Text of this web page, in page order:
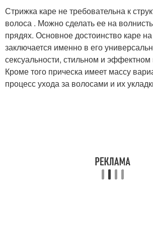
Стрижка каре не требовательна к
волоса . Можно сделать ее на
прядях. Основное достоинство каре
заключается именно в его
сексуальности, стильном и
Кроме того прическа имеет массу
процесс ухода за волосами и их